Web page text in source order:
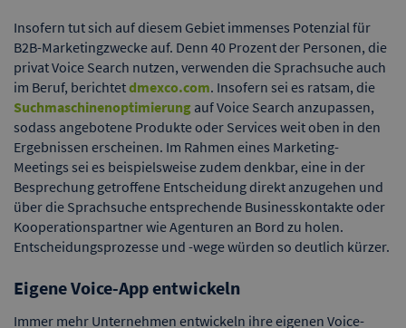
Insofern tut sich auf diesem Gebiet immenses Potenzial für
B2B-Marketingzwecke auf. Denn 40 Prozent der Personen, die
privat Voice Search nutzen, verwenden die Sprachsuche auch
im Beruf, berichtetdmexco.com. Insofern sei es ratsam, die
Suchmaschinenoptimierung auf Voice Search anzupassen,
sodass angebotene Produkte oder Services weit oben in den
Ergebnissen erscheinen. Im Rahmen eines Marketing-
Meetings sei es beispielsweise zudem denkbar, eine in der
Besprechung getroffene Entscheidung direkt anzugehen und
über die Sprachsuche entsprechende Businesskontakte oder
Kooperationspartner wie Agenturen an Bord zu holen.
Entscheidungsprozesse und -wege würden so deutlich kürzer.
Eigene Voice-App entwickeln
Immer mehr Unternehmen entwickeln ihre eigenen Voice-